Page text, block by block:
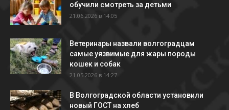
обучили смотреть за детьми
21.06.2026 в 14:05
Ветеринары назвали волгоградцам
самые уязвимые для жары породы
кошек и собак
21.05.2026 в 14:27
В Волгоградской области установили
новый ГОСТ на хлеб